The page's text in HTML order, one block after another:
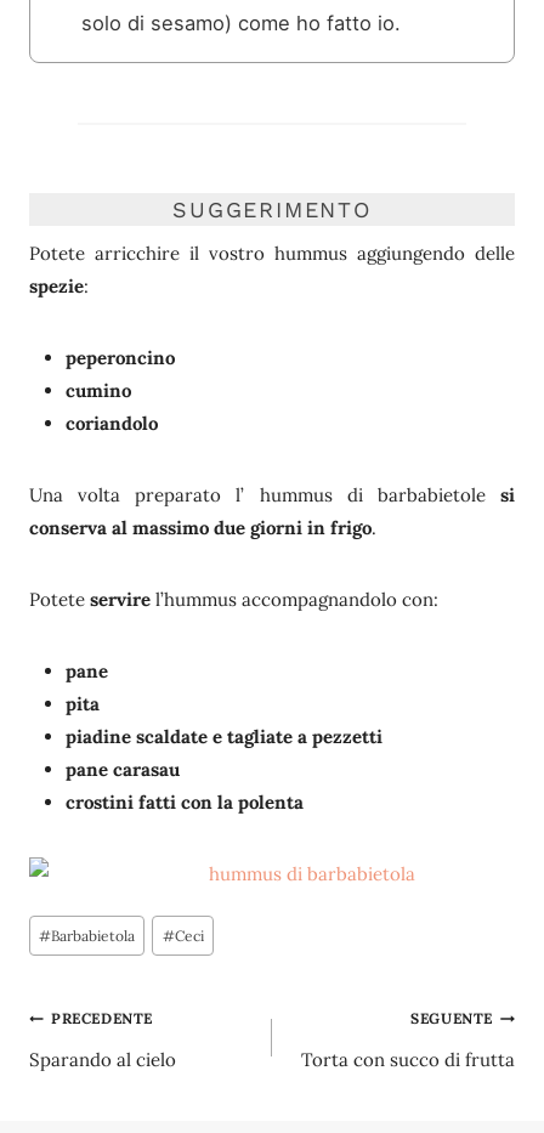
solo di sesamo) come ho fatto io.
SUGGERIMENTO
Potete arricchire il vostro hummus aggiungendo delle
spezie:
peperoncino
cumino
coriandolo
Una volta preparato l’ hummus di barbabietole si
conserva al massimo due giorni in frigo.
Potete servire l’hummus accompagnandolo con:
pane
pita
piadine scaldate e tagliate a pezzetti
pane carasau
crostini fatti con la polenta
Tag
articolo:
#Barbabietola #Ceci
Navigazione
articoli
PRECEDENTE
Sparando al cielo
SEGUENTE
Torta con succo di frutta